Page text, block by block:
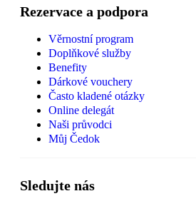
Rezervace a podpora
Věrnostní program
Doplňkové služby
Benefity
Dárkové vouchery
Často kladené otázky
Online delegát
Naši průvodci
Můj Čedok
Sledujte nás